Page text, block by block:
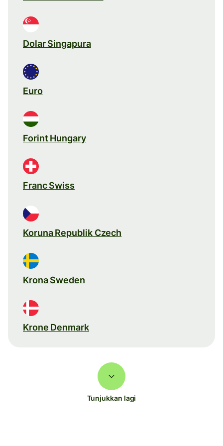
Dolar Singapura
Euro
Forint Hungary
Franc Swiss
Koruna Republik Czech
Krona Sweden
Krone Denmark
Tunjukkan lagi